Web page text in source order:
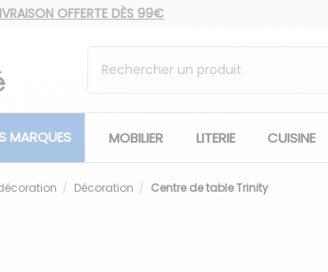
OFFERTE DÈS 99€
MARQUES MOBILIER LITERIE CUISINE
Décoration Centre de table Trinity